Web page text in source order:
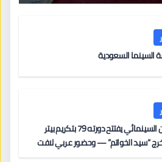
السينما السعودية
مهرجان كان السينمائي يفتتح دورته 79 بتكريم بيتر
“سيد الخواتم” — وحضور عربي لافت